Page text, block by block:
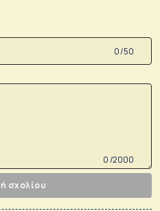
0 /50
0 /2000
σχολίου